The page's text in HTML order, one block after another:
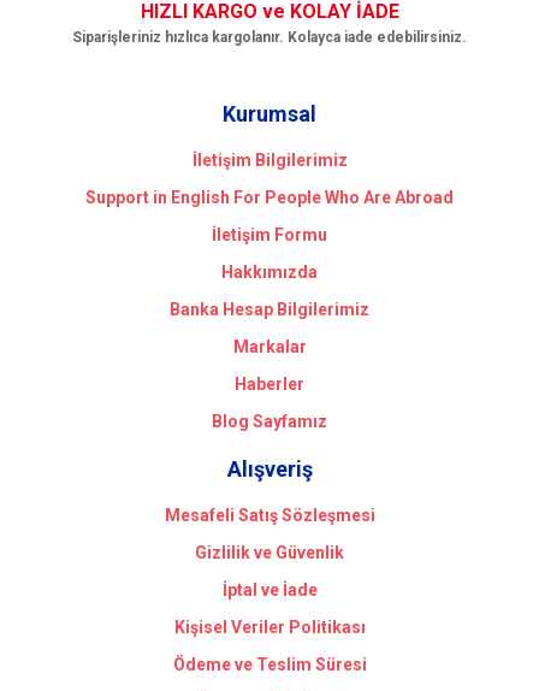
HIZLI KARGO ve KOLAY İADE
Siparişleriniz hızlıca kargolanır. Kolayca iade edebilirsiniz.
Kurumsal
İletişim Bilgilerimiz
Support in English For People Who Are Abroad
İletişim Formu
Hakkımızda
Banka Hesap Bilgilerimiz
Markalar
Haberler
Blog Sayfamız
Alışveriş
Mesafeli Satış Sözleşmesi
Gizlilik ve Güvenlik
İptal ve İade
Kişisel Veriler Politikası
Ödeme ve Teslim Süresi